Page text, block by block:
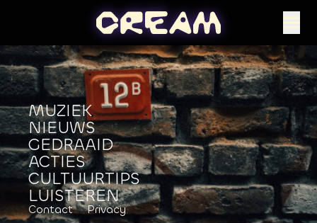
MUZIEK
NIEUWS
GEDRAAID
ACTIES
CULTUURTIPS
LUISTEREN
Contact
Privacy